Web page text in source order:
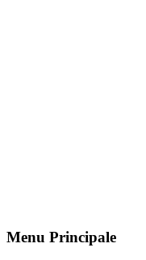
Menu Principale